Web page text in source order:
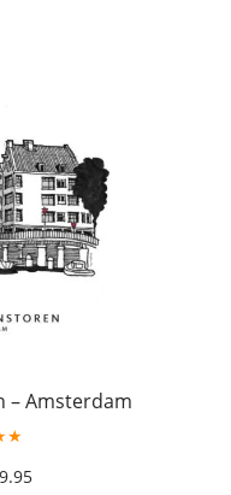
– Amsterdam